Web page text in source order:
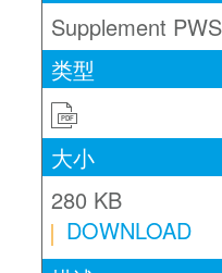
Supplement
PDF
280 KB
DOWNLOAD